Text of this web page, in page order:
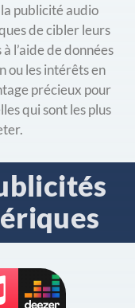
publicité audio
de cibler leurs
l’aide de données
ou les intérêts en
précieux pour
qui sont les plus